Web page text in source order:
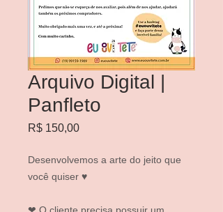
Arquivo Digital |
Panfleto
R$ 150,00Preço
Desenvolvemos a arte do jeito que
você quiser ♥